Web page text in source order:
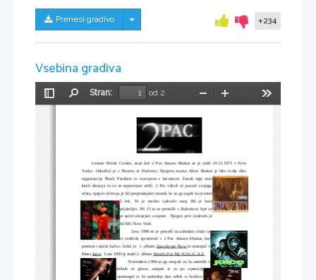
Prenesi gradivo Skrij/prikaži meni +234
Vsebina gradiva
Preklopi
Stran:
od 2
Pomanjšaj
Lesane Parish Crooks, znan kot 2 Pac Amaru Shakur se je rodil 19.12.1971 v New
Yorku. Odraščal je v Bronxu in Harlemu. Njegova mama Afeni Shakur je bila vodja dela
organizacije Black Panthers in zasvojena s heroinom. Zaradi tega niso
imeli denarja in so se neprestano selili. 2 Pac nikoli ni poznal svojega
očeta, njegov očim pa je bil preprodajalec mamil, ki so ga zaprli ko je imel
2 leti. To je močno vplivalo nanj. Bil je brez
prijateljev. Pri 15 so se preselili v Baltimore, kjer se
je začel ukvarjati z rapom . Njegov prvi vzdevek je
bil MC New York.
Leta 1990 se je preselil na zahodno obalo in
si vzdevek spremenil v 2 Pac Amaru Shakur, kar
pomeni »sijoča kača«. Izdal je  1. album 2pacalypse Now in nastopal v
filmu Juice.  Leta 1993 je izdal 2. album Strictly For My N.I.G.G.A.Z.
Novembra 1994 so ga oropali in 5x ustrelili v
trebuh   in   glavo,   ampak   si   je   po   operaciji
opomogel in že naslednji dan odšel iz bolnice.